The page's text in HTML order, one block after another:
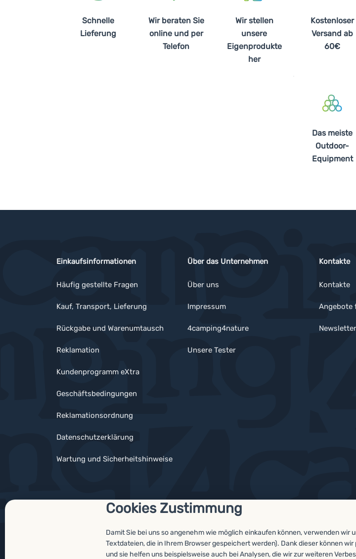
Cookies Zustimmung
Damit Sie bei uns so angenehm wie möglich einkaufen können, verwenden wir
Textdateien, die in Ihrem Browser gespeichert werden). Dank dieser können
und sie helfen uns beispielsweise auch bei Analysen, die wir zur weiteren
Schnelle
Lieferung
Wir beraten Sie
online und per
Telefon
Wir stellen
unsere
Eigenprodukte
her
Kostenloser
Versand ab
60€
Das meiste
Outdoor-
Equipment
Einkaufsinformationen
Häufig gestellte Fragen
Kauf, Transport, Lieferung
Rückgabe und Warenumtausch
Reklamation
Kundenprogramm eXtra
Geschäftsbedingungen
Reklamationsordnung
Datenschutzerklärung
Wartung und Sicherheitshinweise
Über das Unternehmen
Über uns
Impressum
4camping4nature
Unsere Tester
Kontakte
Kontakte
Angebote
Newsletter